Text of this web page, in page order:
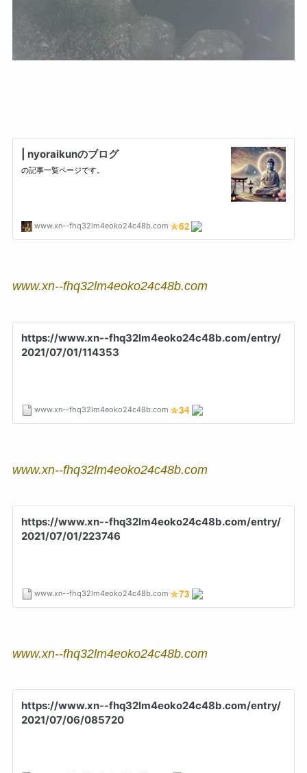
www.xn--fhq32lm4eoko24c48b.com
www.xn--fhq32lm4eoko24c48b.com
www.xn--fhq32lm4eoko24c48b.com